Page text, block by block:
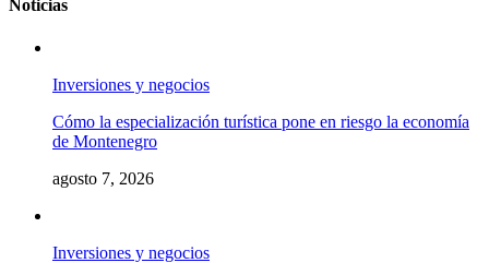
Noticias
Inversiones y negocios
Cómo la especialización turística pone en riesgo la economía
de Montenegro
agosto 7, 2026
Inversiones y negocios